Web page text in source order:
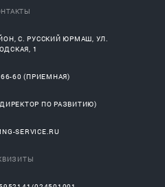
, С.РУССКИЙ ЮРМАШ, УЛ.
1
60 (ПРИЕМНАЯ)
ПО РАЗВИТИЮ)
SERVICE.RU